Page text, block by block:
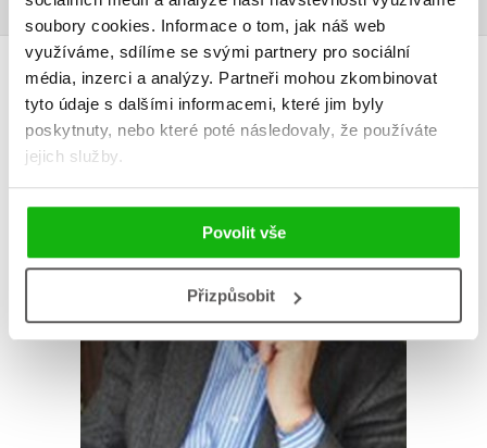
soubory cookies. Informace o tom, jak náš web
využíváme, sdílíme se svými partnery pro sociální
média, inzerci a analýzy. Partneři mohou zkombinovat
tyto údaje s dalšími informacemi, které jim byly
poskytnuty, nebo které poté následovaly, že používáte
jejich služby.
Povolit vše
Přizpůsobit
AUTOR KNIHY